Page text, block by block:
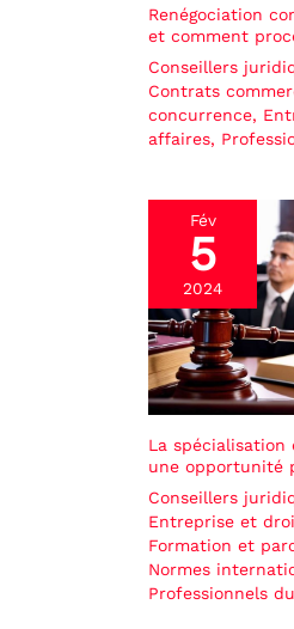
Renégociation
et comment
Conseillers
Contrats
concurrence,
affaires,
Fév
5
2024
La spécialisation
une opportunité
Conseillers
Entreprise et
Formation et
Normes
Professionnels